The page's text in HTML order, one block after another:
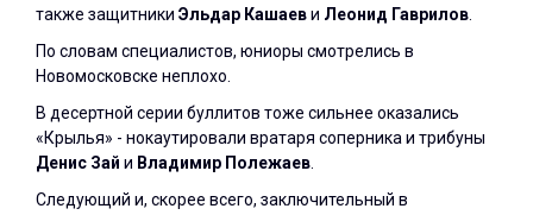
также защитники Эльдар Кашаеви Леонид Гаврилов
По словам специалистов, юниоры смотрелись в
Новомосковске неплохо.
В десертной серии буллитов тоже сильнее оказались
«Крылья» - нокаутировали вратаря соперника и трибуны
Денис Зай и Владимир Полежаев
Следующий и, скорее всего, заключительный в